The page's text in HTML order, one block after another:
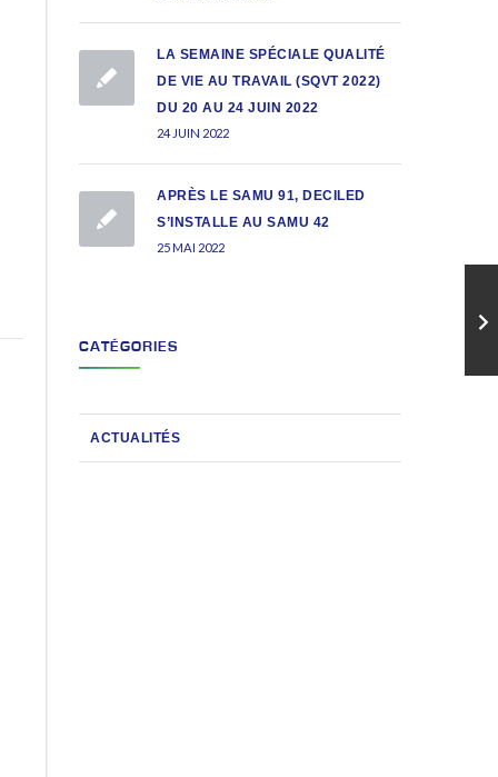
LA SEMAINE SPÉCIALE QUALITÉ
DE VIE AU TRAVAIL (SQVT 2022)
DU 20 AU 24 JUIN 2022
24 JUIN 2022
APRÈS LE SAMU 91, DECILED
S’INSTALLE AU SAMU 42
25 MAI 2022
CATÉGORIES
ACTUALITÉS